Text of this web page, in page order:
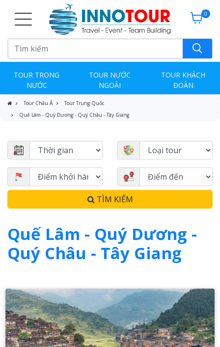
0
TOUR TRONG
NƯỚC
TOUR NƯỚC
NGOÀI
TOUR KHÁCH
ĐOÀN
Tour Châu Á
Tour Trung Quốc
Quế Lâm - Quý Dương - Quý Châu - Tây Giang
TÌM KIẾM
Quế Lâm - Quý Dương -
Quý Châu - Tây Giang